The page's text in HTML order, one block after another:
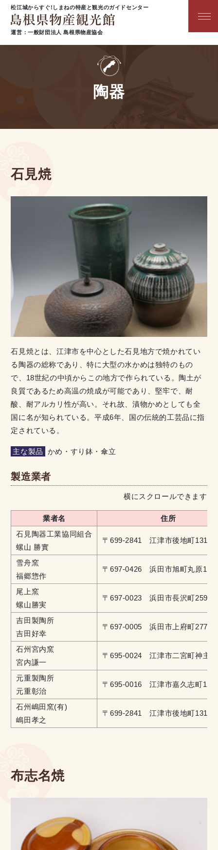
松江城からすぐ!しまねの特産と観光のガイドセンター
運営：一般財団法人 島根県物産協会
陶器
石見焼
石見焼とは、江津市を中心とした石見地方で焼かれてい
る陶器の総称であり、特に大型の水かめは独特のもの
で、18世紀の中頃からこの地方で作られている。陶土が
良質であるため高温の焼成が可能であり、堅牢で、耐
酸、耐アルカリ性が高い。それ故、漬物かめとしても全
国に名が知られている。平成6年、国の伝統的工芸品に指
定されている。
主な製品 かめ・すり鉢・傘立
製造業者
横にスクロールできます
業者名
住所
石見陶器工業協同組合
螺山 勝實
〒699-2841 江津市後地町1315
雪舟窯
福郷惣作
〒697-0426 浜田市旭町丸原1
尾上窯
螺山勝実
〒697-0023 浜田市長沢町259-1
吉田製陶所
吉田好幸
〒697-0005 浜田市上府町2774
石州宮内窯
宮内謙一
〒695-0024 江津市二宮町神主
元重製陶所
元重彰治
〒695-0016 江津市嘉久志町
石州嶋田窯(有)
嶋田孝之
〒699-2841 江津市後地町1315
布志名焼